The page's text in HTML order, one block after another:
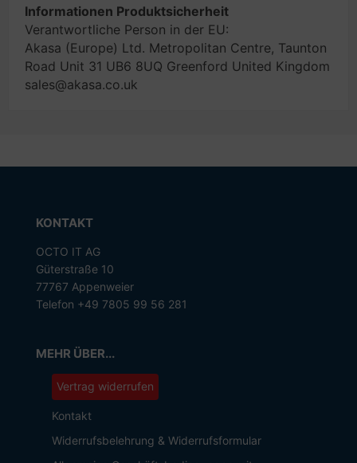
Informationen Produktsicherheit
Verantwortliche Person in der EU:
Akasa (Europe) Ltd. Metropolitan Centre, Taunton
Road Unit 31 UB6 8UQ Greenford United Kingdom
sales@akasa.co.uk
KONTAKT
OCTO IT AG
Güterstraße 10
77767 Appenweier
Telefon +49 7805 99 56 281
MEHR ÜBER...
Vertrag widerrufen
Kontakt
Widerrufsbelehrung & Widerrufsformular